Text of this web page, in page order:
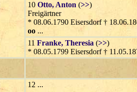
10 Otto, Anton (>>)
Freigärtner
* 08.06.1790 Eisersdorf †
oo ...
11 Franke, Theresia (>>)
* 08.05.1799 Eisersdorf †
12 ...